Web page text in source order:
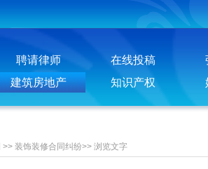
聘请律师 在线投稿
建筑房地产 知识产权
>> 装饰装修合同纠纷>> 浏览文字